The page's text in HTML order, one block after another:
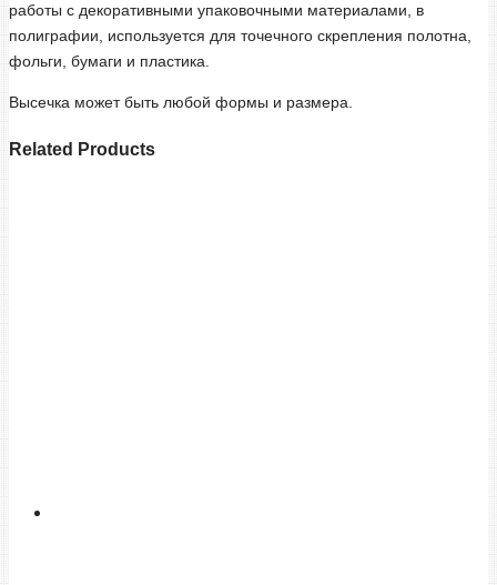
работы с декоративными упаковочными материалами, в
полиграфии, используется для точечного скрепления полотна,
фольги, бумаги и пластика.
Высечка может быть любой формы и размера.
Related Products